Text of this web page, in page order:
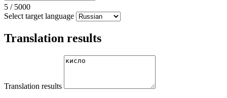
5 / 5000
Select target language
Translation results
Translation results